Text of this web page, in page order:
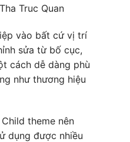
vào bất cứ vị trí
sửa từ bố cục,
cách dễ dàng phù
như thương hiệu
theme nên
dụng được nhiều